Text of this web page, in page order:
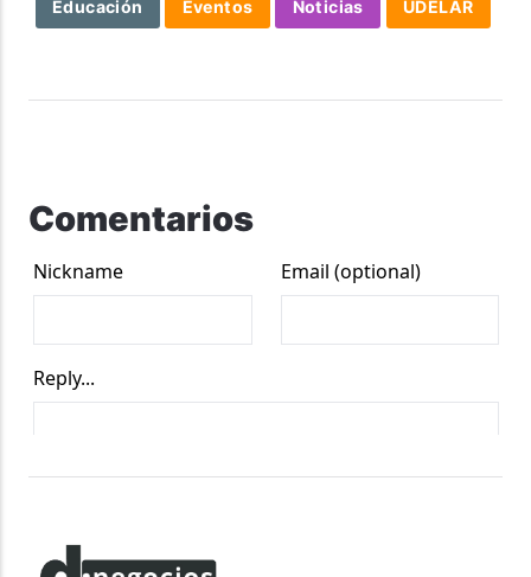
Educación Eventos Noticias UDELAR
Comentarios